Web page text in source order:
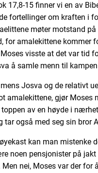
17,8-15 finner vi en av
fortellinger om kraften i
møter motstand på
for amalekittene kommer
visste at det var tid
å samle menn til
mens Josva og de relativt
amalekittene, gjør Moses
av en høyde i
tar også med seg sin bror
kan man mistenke
noen pensjonister på
nei, Moses var der for